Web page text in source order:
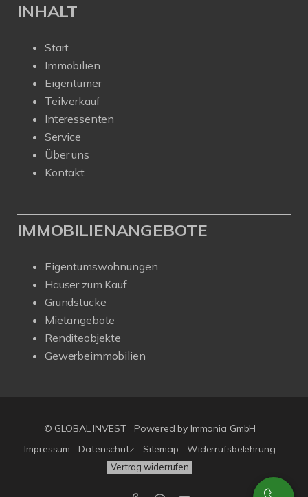
INHALT
Start
Immobilien
Eigentümer
Teilverkauf
Interessenten
Service
Über uns
Kontakt
IMMOBILIENANGEBOTE
Eigentumswohnungen
Häuser zum Kauf
Grundstücke
Mietangebote
Renditeobjekte
Gewerbeimmobilien
© GLOBAL INVEST Powered by Immonia GmbH
Impressum
Datenschutz Sitemap Widerrufsbelehrung
Vertrag widerrufen